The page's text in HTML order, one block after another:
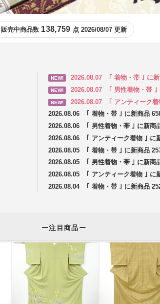
販売中商品数 138,759 点 2026/08/07 更新
NEW! 2026.08.07 ｢ 着物・帯 ｣ に
NEW! 2026.08.07 ｢ 男性着物・帯
NEW! 2026.08.07
｢ アンティーク
2026.08.06
｢ 着物・帯 ｣ に新商品
2026.08.06
｢ 男性着物・帯 ｣ に新商
2026.08.06
｢ アンティーク着物 ｣ に
2026.08.05
｢ 着物・帯 ｣ に新商品
2026.08.05
｢ 男性着物・帯 ｣ に新商
2026.08.05
｢ アンティーク着物 ｣ に
2026.08.04
｢ 着物・帯 ｣ に新商品
ー注目商品ー